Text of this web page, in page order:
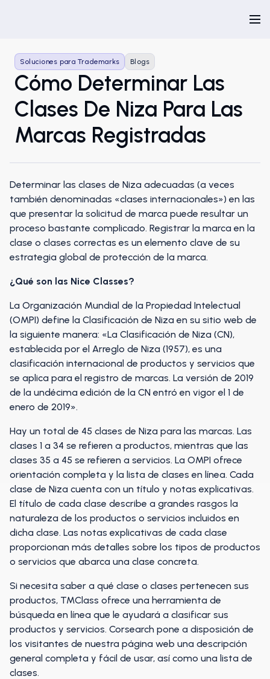
Soluciones para Trademarks Blogs
Cómo Determinar Las
Clases De Niza Para Las
Marcas Registradas
Determinar las clases de Niza adecuadas (a veces
también denominadas «clases internacionales») en las
que presentar la solicitud de marca puede resultar un
proceso bastante complicado. Registrar la marca en la
clase o clases correctas es un elemento clave de su
estrategia global de protección de la marca.
¿Qué son las Nice Classes?
La Organización Mundial de la Propiedad Intelectual
(OMPI) define la Clasificación de Niza en su sitio web de
la siguiente manera: «La Clasificación de Niza (CN),
establecida por el Arreglo de Niza (1957), es una
clasificación internacional de productos y servicios que
se aplica para el registro de marcas. La versión de 2019
de la undécima edición de la CN entró en vigor el 1 de
enero de 2019».
Hay un total de 45 clases de Niza para las marcas. Las
clases 1 a 34 se refieren a productos, mientras que las
clases 35 a 45 se refieren a servicios. La OMPI ofrece
orientación completa y la lista de clases en línea. Cada
clase de Niza cuenta con un título y notas explicativas.
El título de cada clase describe a grandes rasgos la
naturaleza de los productos o servicios incluidos en
dicha clase. Las notas explicativas de cada clase
proporcionan más detalles sobre los tipos de productos
o servicios que abarca una clase concreta.
Si necesita saber a qué clase o clases pertenecen sus
productos, TMClass ofrece una herramienta de
búsqueda en línea que le ayudará a clasificar sus
productos y servicios. Corsearch pone a disposición de
los visitantes de nuestra página web una descripción
general completa y fácil de usar, así como una lista de
clases.